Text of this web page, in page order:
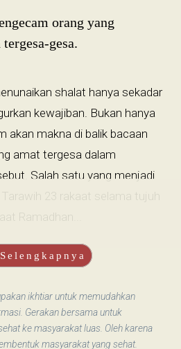
orang yang
gesa.
shalat hanya sekadar
kewajiban. Bukan hanya
akan makna di balik bacaan
amat tergesa dalam
Salah satu yang menjadi
23 rakaat selama tujuh
Ramadhan...
ikhtiar untuk memudahkan
Gerakan bersama untuk
ke masyarakat luas. Oleh karena
masyarakat yang sehat.